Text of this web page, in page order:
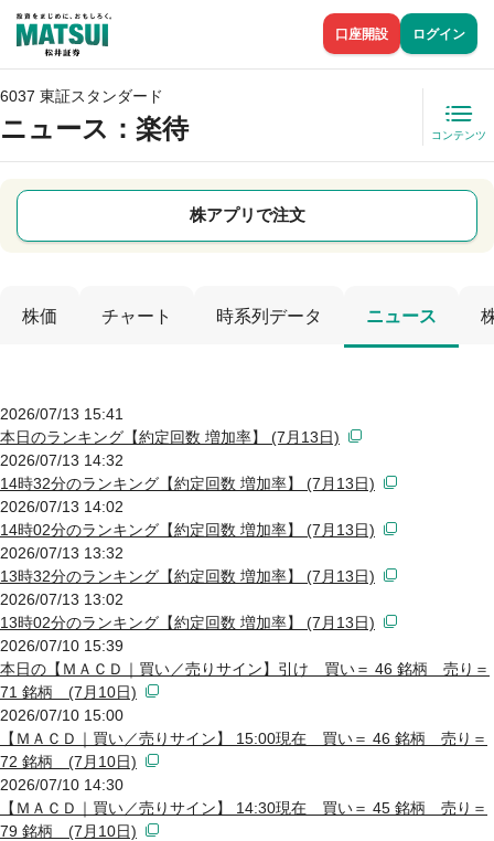
口座開設 ログイン
6037 東証スタンダード
ニュース ：楽待 コンテンツ
株アプリで注文
株価 チャート 時系列データ ニュース
2026/07/13 15:41
本日のランキング【約定回数 増加率】 (7月13日)
2026/07/13 14:32
14時32分のランキング【約定回数 増加率】 (7月13日)
2026/07/13 14:02
14時02分のランキング【約定回数 増加率】 (7月13日)
2026/07/13 13:32
13時32分のランキング【約定回数 増加率】 (7月13日)
2026/07/13 13:02
13時02分のランキング【約定回数 増加率】 (7月13日)
2026/07/10 15:39
本日の【ＭＡＣＤ｜買い／売りサイン】引け 買い＝ 46 銘柄 売り＝
71 銘柄 (7月10日)
2026/07/10 15:00
【ＭＡＣＤ｜買い／売りサイン】 15:00現在 買い＝ 46 銘柄 売り＝
72 銘柄 (7月10日)
2026/07/10 14:30
【ＭＡＣＤ｜買い／売りサイン】 14:30現在 買い＝ 45 銘柄 売り＝
79 銘柄 (7月10日)